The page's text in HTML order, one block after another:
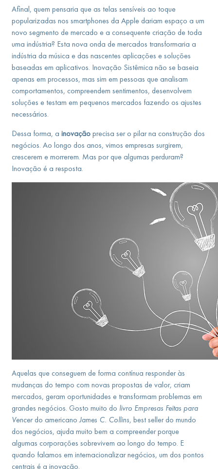
Afinal, quem pensaria que as telas sensíveis ao toque
popularizadas nos smartphones da Apple dariam espaço a um
novo segmento de mercado e a consequente criação de toda
uma indústria? Esta nova onda de mercados transformaria a
indústria da música e das nascentes aplicações e soluções
baseadas em aplicativos. Inovação Sistêmica não se baseia
apenas em processos, mas sim em pessoas que analisam
comportamentos, compreendem sentimentos, desenvolvem
soluções e testam em pequenos mercados fazendo os ajustes
necessários.
Dessa forma, a inovação precisa ser o pilar na construção dos
negócios. Ao longo dos anos, vimos empresas surgirem,
crescerem e morrerem. Mas por que algumas perduram?
Inovação é a resposta.
Aquelas que conseguem de forma contínua responder às
mudanças do tempo com novas propostas de valor, criam
mercados, geram oportunidades e transformam problemas em
grandes negócios. Gosto muito do livro Empresas Feitas para
Vencerdo americano James C. Collins, best seller do mundo
dos negócios, ajuda muito bem a compreender porque
algumas corporações sobrevivem ao longo do tempo. E
quando falamos em internacionalizar negócios, um dos pontos
centrais é a inovação.